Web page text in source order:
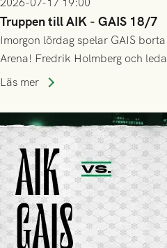
Truppen till AIK - GAIS 18/7
Imorgon lördag spelar GAIS
Arena! Fredrik Holmberg och
trupp till matchen:
Läs mer